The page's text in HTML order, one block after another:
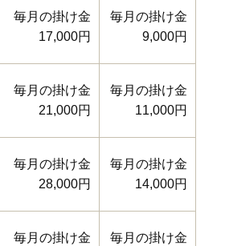
毎月の掛け金
17,000円
毎月の掛け金
9,000円
毎月の掛け金
21,000円
毎月の掛け金
11,000円
毎月の掛け金
28,000円
毎月の掛け金
14,000円
毎月の掛け金
毎月の掛け金